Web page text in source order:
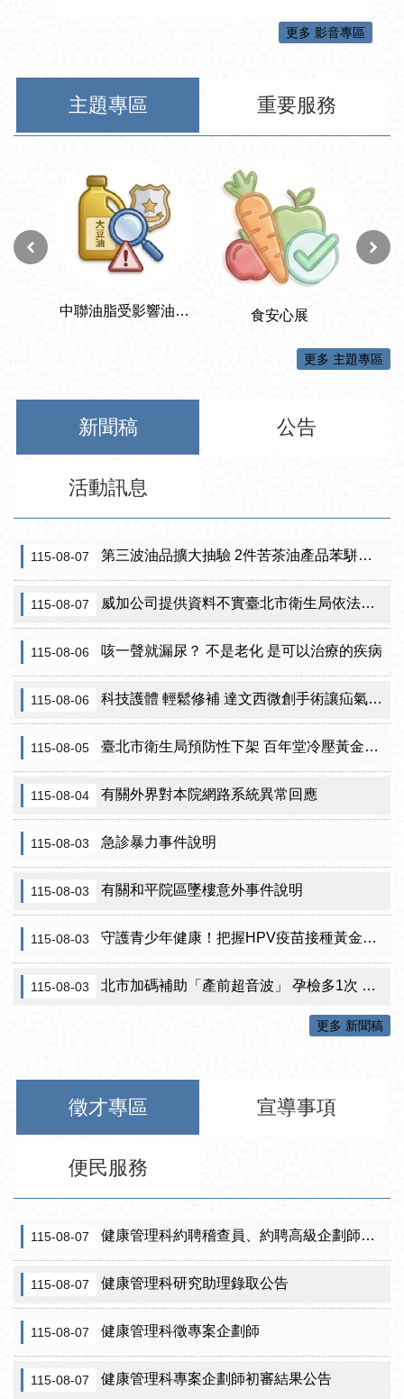
更多 影音專區
主題專區 重要服務
更多 主題專區
新聞稿 公告
活動訊息
115-08-07 第三波油品擴大抽驗 2件苦茶油產品苯駢芘超標 前已要求預防性下架
115-08-07 威加公司提供資料不實臺北市衛生局依法重罰300萬元 續查苦茶油及原料下游
115-08-06 咳一聲就漏尿？ 不是老化 是可以治療的疾病
115-08-06 科技護體 輕鬆修補 達文西微創手術讓疝氣治療更精準
115-08-05 臺北市衛生局預防性下架 百年堂冷壓黃金苦茶油產品
115-08-04 有關外界對本院網路系統異常回應
115-08-03 急診暴力事件說明
115-08-03 有關和平院區墜樓意外事件說明
115-08-03 守護青少年健康！把握HPV疫苗接種黃金期 臺北市提供校園設站及98家合約院所接種服務
115-08-03 北市加碼補助「產前超音波」 孕檢多1次 準媽咪「超」安心！
更多 新聞稿
徵才專區 宣導事項
便民服務
115-08-07 健康管理科約聘稽查員、約聘高級企劃師之初審合格名單暨甄試公告
115-08-07 健康管理科研究助理錄取公告
115-08-07 健康管理科徵專案企劃師
115-08-07 健康管理科專案企劃師初審結果公告